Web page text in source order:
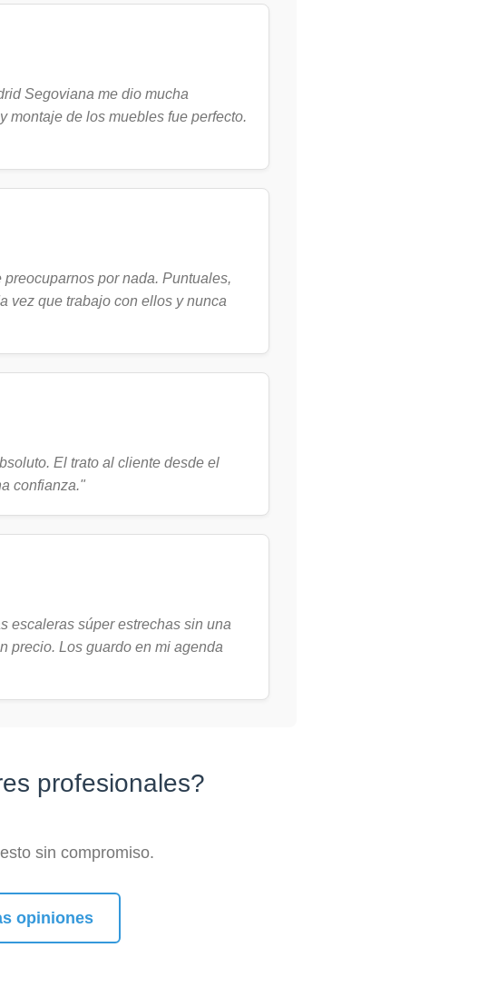
Segoviana me dio mucha
montaje de los muebles fue perfecto.
por nada. Puntuales,
vez que trabajo con ellos y nunca
El trato al cliente desde el
confianza."
escaleras súper estrechas sin una
precio. Los guardo en mi agenda
profesionales?
sin compromiso.
opiniones